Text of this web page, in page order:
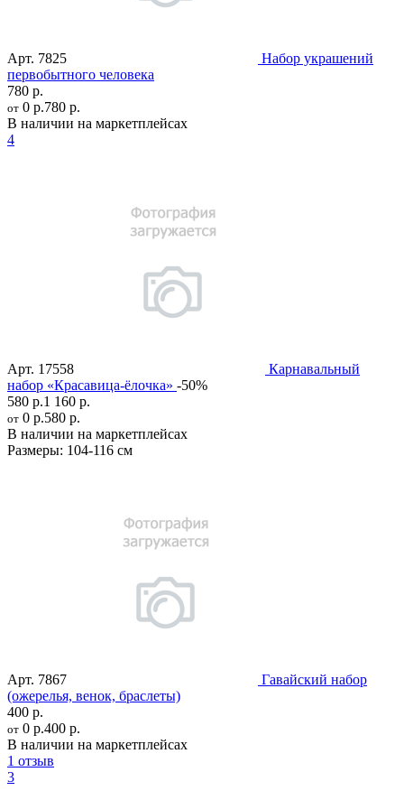
Арт. 7825
Набор украшений
первобытного человека
780 р.
от 0 р.780 р.
В наличии на маркетплейсах
4
Арт. 17558
Карнавальный
набор «Красавица-ёлочка» -50%
580 р.1 160 р.
от 0 р.580 р.
В наличии на маркетплейсах
Размеры: 104-116 см
Арт. 7867
Гавайский набор
(ожерелья, венок, браслеты)
400 р.
от 0 р.400 р.
В наличии на маркетплейсах
1 отзыв
3